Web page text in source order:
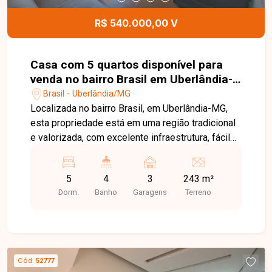
espaçoso, com amplo terreno e grande potencial
de valorização, seja para moradia ou
conhecer todos os detalhes desta casa.
R$ 540.000,00 V
Casa com 5 quartos disponível para
venda no bairro Brasil em Uberlândia-
MGBrasil - Uberlândia/MG
Localizada no bairro Brasil, em Uberlândia-MG,
esta propriedade está em uma região tradicional
e valorizada, com excelente infraestrutura, fácil
cidade, além de ampla oferta de comércios,
escolas, supermercados, farmácias e diversos
serviços, sendo uma excelente opção para
propriedade é composta por uma casa principal
com entrada independente, garagem para 01
5
Dorm.
4
Banho
3
Garagens
243 m²
Terreno
Cód. 52777